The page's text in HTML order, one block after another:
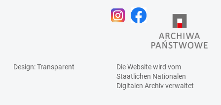
Design: Transparent
Die Website wird vom
Staatlichen Nationalen
Digitalen Archivverwaltet